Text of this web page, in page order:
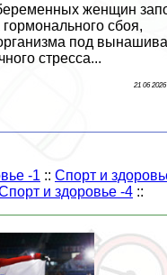
женщин
сбоя,
под
стресса...
21 06
-1 :: Спорт и
и здоровье -4 ::